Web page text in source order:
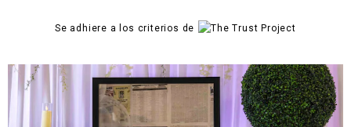
Se adhiere a los criterios de